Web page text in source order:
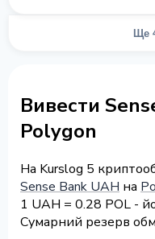
Ще
Вивести
Polygon
На Kurslog 5
Sense Bank UAH на
1 UAH = 0.28 POL -
Сумарний резерв